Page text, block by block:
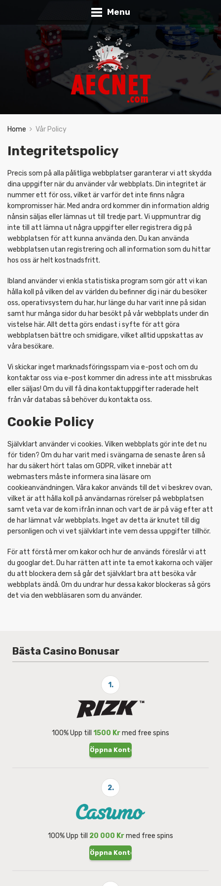
Menu
Home Vår Policy
Integritetspolicy
Precis som på alla pålitliga webbplatser garanterar vi att skydda
dina uppgifter när du använder vår webbplats. Din integritet är
nummer ett för oss, vilket är varför det inte finns några
kompromisser här. Med andra ord kommer din information aldrig
nånsin säljas eller lämnas ut till tredje part. Vi uppmuntrar dig
inte till att lämna ut några uppgifter eller registrera dig på
webbplatsen för att kunna använda den. Du kan använda
webbplatsen utan registrering och all information som du hittar
hos oss är helt kostnadsfritt.
Ibland använder vi enkla statistiska program som gör att vi kan
hålla koll på vilken del av världen du befinner dig i när du besöker
oss, operativsystem du har, hur länge du har varit inne på sidan
samt hur många sidor du har besökt på vår webbplats under din
vistelse här. Allt detta görs endast i syfte för att göra
webbplatsen bättre och smidigare, vilket alltid uppskattas av
våra besökare.
Vi skickar inget marknadsföringsspam via e-post och om du
kontaktar oss via e-post kommer din adress inte att missbrukas
eller säljas! Om du vill få dina kontaktuppgifter raderade helt
från vår databas så behöver du kontakta oss.
Cookie Policy
Självklart använder vi cookies. Vilken webbplats gör inte det nu
för tiden? Om du har varit med i svängarna de senaste åren så
har du säkert hört talas om GDPR, vilket innebär att
webmasters måste informera sina läsare om
cookieanvändningen. Våra kakor används till det vi beskrev ovan,
vilket är att hålla koll på användarnas rörelser på webbplatsen
samt veta var de kom ifrån innan och vart de är på väg efter att
de har lämnat vår webbplats. Inget av detta är knutet till dig
personligen och vi vet självklart inte vem dessa uppgifter tillhör.
För att förstå mer om kakor och hur de används föreslår vi att
du googlar det. Du har rätten att inte ta emot kakorna och väljer
du att blockera dem så går det självklart bra att besöka vår
webbplats ändå. Om du undrar hur dessa kakor blockeras så görs
det via den webbläsaren som du använder.
Bästa Casino Bonusar
1.
100% Upp till 1500 Krmed free spins
Öppna Konto
2.
100% Upp till 20 000 Krmed free spins
Öppna Konto